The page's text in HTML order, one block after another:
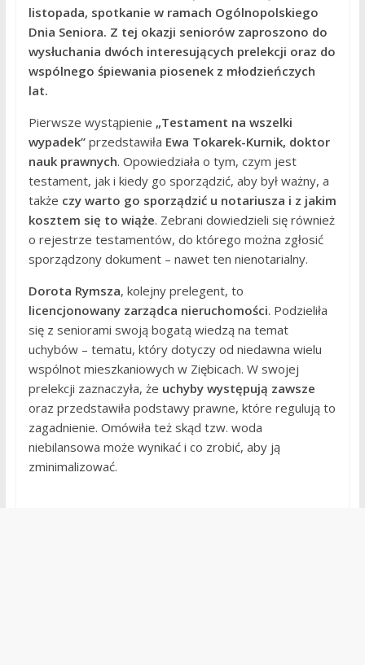
listopada, spotkanie w ramach Ogólnopolskiego
Dnia Seniora. Z tej okazji seniorów zaproszono do
wysłuchania dwóch interesujących prelekcji oraz do
wspólnego śpiewania piosenek z młodzieńczych
lat.
Pierwsze wystąpienie „Testament na wszelki
wypadek”przedstawiła Ewa Tokarek-Kurnik, doktor
nauk prawnych. Opowiedziała o tym, czym jest
testament, jak i kiedy go sporządzić, aby był ważny, a
także czy warto go sporządzić u notariusza i z jakim
kosztem się to wiąże. Zebrani dowiedzieli się również
o rejestrze testamentów, do którego można zgłosić
sporządzony dokument – nawet ten nienotarialny.
Dorota Rymsza, kolejny prelegent, to
licencjonowany zarządca nieruchomości. Podzieliła
się z seniorami swoją bogatą wiedzą na temat
uchybów – tematu, który dotyczy od niedawna wielu
wspólnot mieszkaniowych w Ziębicach. W swojej
prelekcji zaznaczyła, że uchyby występują zawsze
oraz przedstawiła podstawy prawne, które regulują to
zagadnienie. Omówiła też skąd tzw. woda
niebilansowa może wynikać i co zrobić, aby ją
zminimalizować.